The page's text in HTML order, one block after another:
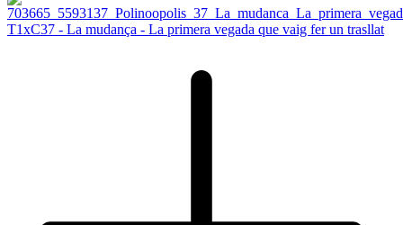
T1xC37 - La mudança - La primera vegada que vaig fer un trasllat